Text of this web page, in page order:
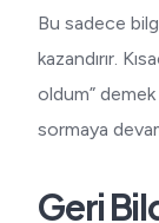
Bu sadece
kazandırır.
oldum”
sormaya
Geri